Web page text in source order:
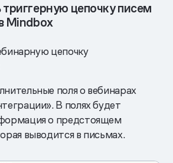
цепочку писем
Mindbox
цепочку
поля о вебинарах
В полях будет
о предстоящем
выводится в письмах.